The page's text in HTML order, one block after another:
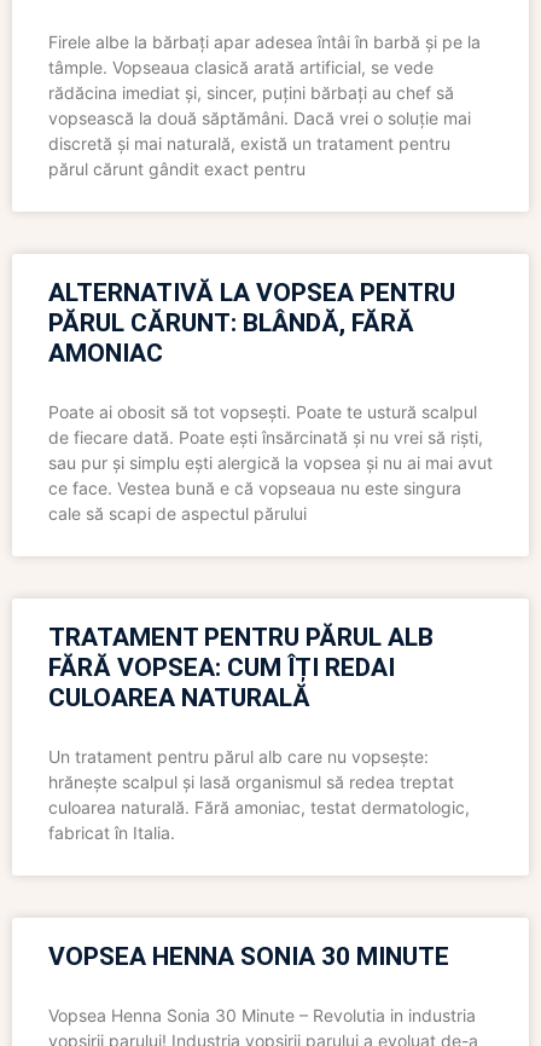
Firele albe la bărbați apar adesea întâi în barbă și pe la
tâmple. Vopseaua clasică arată artificial, se vede
rădăcina imediat și, sincer, puțini bărbați au chef să
vopsească la două săptămâni. Dacă vrei o soluție mai
discretă și mai naturală, există un tratament pentru
părul cărunt gândit exact pentru
ALTERNATIVĂ LA VOPSEA PENTRU
PĂRUL CĂRUNT: BLÂNDĂ, FĂRĂ
AMONIAC
Poate ai obosit să tot vopsești. Poate te ustură scalpul
de fiecare dată. Poate ești însărcinată și nu vrei să riști,
sau pur și simplu ești alergică la vopsea și nu ai mai avut
ce face. Vestea bună e că vopseaua nu este singura
cale să scapi de aspectul părului
TRATAMENT PENTRU PĂRUL ALB
FĂRĂ VOPSEA: CUM ÎȚI REDAI
CULOAREA NATURALĂ
Un tratament pentru părul alb care nu vopsește:
hrănește scalpul și lasă organismul să redea treptat
culoarea naturală. Fără amoniac, testat dermatologic,
fabricat în Italia.
VOPSEA HENNA SONIA 30 MINUTE
Vopsea Henna Sonia 30 Minute – Revolutia in industria
vopsirii parului! Industria vopsirii parului a evoluat de-a